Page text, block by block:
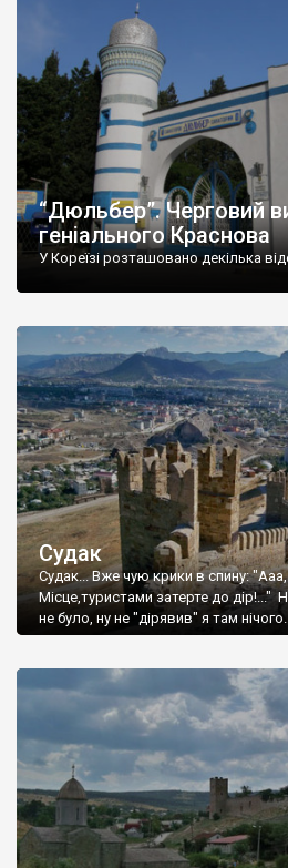
“Дюльбер”. Черговий
геніального Краснова
У Кореїзі розташовано декілька
Судак
Судак... Вже чую крики в спину:
Місце,туристами затерте до
не було, ну не "дірявив" я там